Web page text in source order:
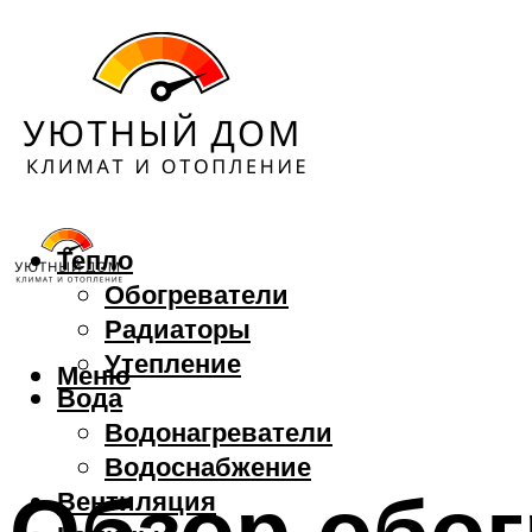
Тепло
Обогреватели
Радиаторы
Утепление
Вода
Водонагреватели
Водоснабжение
Вентиляция
Меню